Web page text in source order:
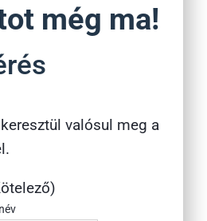
még ma!
valósul meg a